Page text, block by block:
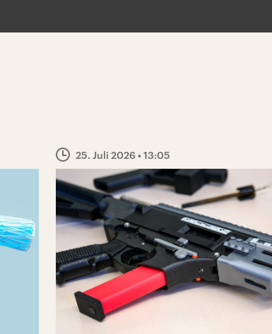
25. Juli 2026• 13:05